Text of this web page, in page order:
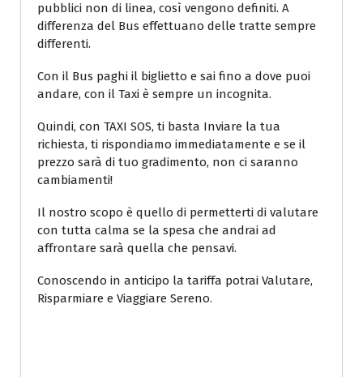
pubblici non di linea, così vengono definiti. A
differenza del Bus effettuano delle tratte sempre
differenti.
Con il Bus paghi il biglietto e sai fino a dove puoi
andare, con il Taxi è sempre un incognita.
Quindi, con TAXI SOS, ti basta Inviare la tua
richiesta, ti rispondiamo immediatamente e se il
prezzo sarà di tuo gradimento, non ci saranno
cambiamenti!
Il nostro scopo è quello di permetterti di valutare
con tutta calma se la spesa che andrai ad
affrontare sarà quella che pensavi.
Conoscendo in anticipo la tariffa potrai Valutare,
Risparmiare e Viaggiare Sereno.